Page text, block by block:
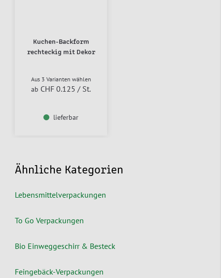
Kuchen-Backform
rechteckig mit Dekor
Aus 3 Varianten wählen
ab CHF 0.125 / St.
lieferbar
Ähnliche Kategorien
Lebensmittelverpackungen
To Go Verpackungen
Bio Einweggeschirr & Besteck
Feingebäck-Verpackungen